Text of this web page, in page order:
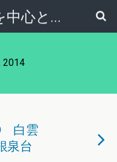
北海道大雪山系を中心とした登山・自然ガイド｜大雪山倶楽部ブログ
2014
白雲
泉台